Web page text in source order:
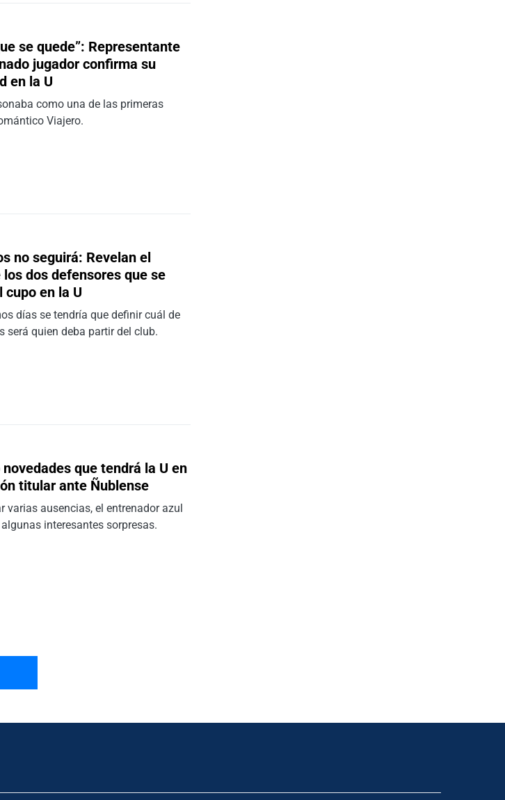
se quede”: Representante
jugador confirma su
en la U
como una de las primeras
Viajero.
no seguirá: Revelan el
los dos defensores que se
cupo en la U
días se tendría que definir cuál de
será quien deba partir del club.
que tendrá la U en
titular ante Ñublense
varias ausencias, el entrenador azul
interesantes sorpresas.